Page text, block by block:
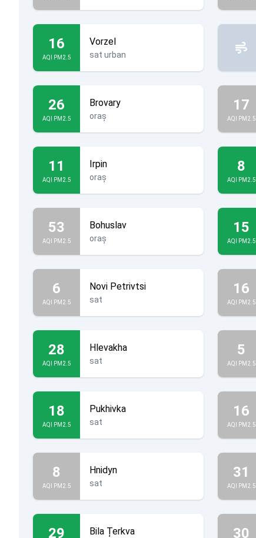
16
AQI PM2.5
Vorzel
sat urban
26
AQI PM2.5
Brovary
oraș
17
AQI PM2.5
11
AQI PM2.5
Irpin
oraș
8
AQI PM2.5
53
AQI PM2.5
Bohuslav
oraș
15
AQI PM2.5
6
AQI PM2.5
Novi Petrivtsi
sat
16
AQI PM2.5
28
AQI PM2.5
Hlevakha
sat
5
AQI PM2.5
18
AQI PM2.5
Pukhivka
sat
16
AQI PM2.5
8
AQI PM2.5
Hnidyn
sat
31
AQI PM2.5
29 Bila Țerkva 30